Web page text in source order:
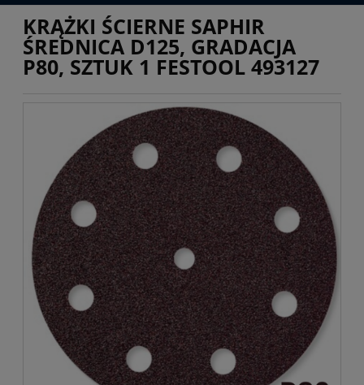
KRĄŻKI ŚCIERNE SAPHIR
ŚREDNICA D125, GRADACJA
P80, SZTUK 1 FESTOOL 493127